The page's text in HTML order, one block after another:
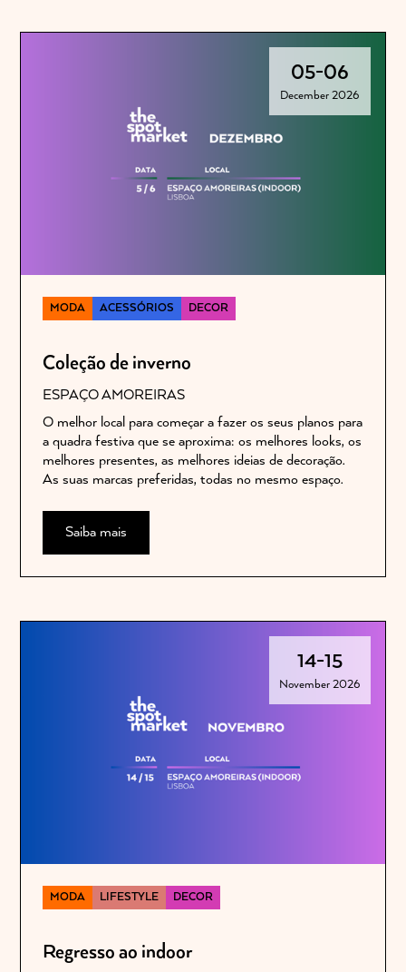
05-06
December 2026
MODA ACESSÓRIOS DECOR
Coleção de inverno
ESPAÇO AMOREIRAS
O melhor local para começar a fazer os seus planos para
a quadra festiva que se aproxima: os melhores looks, os
melhores presentes, as melhores ideias de decoração.
As suas marcas preferidas, todas no mesmo espaço.
Saiba mais
14-15
November 2026
MODA LIFESTYLE DECOR
Regresso ao indoor